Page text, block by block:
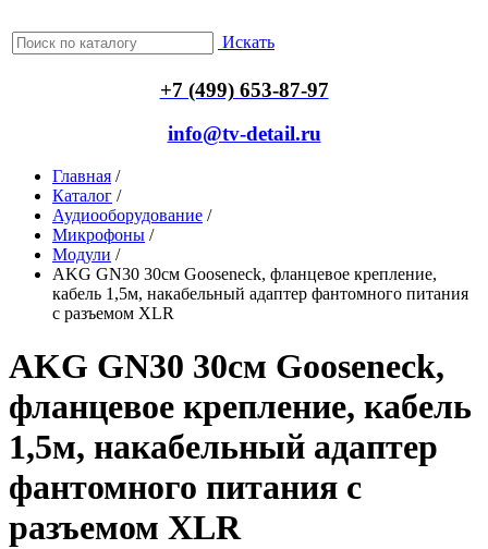
Искать
+7 (499) 653-87-97
info@tv-detail.ru
Главная /
Каталог /
Аудиооборудование /
Микрофоны /
Модули /
AKG GN30 30см Gooseneck, фланцевое крепление,
кабель 1,5м, накабельный адаптер фантомного питания
с разъемом XLR
AKG GN30 30см Gooseneck,
фланцевое крепление, кабель
1,5м, накабельный адаптер
фантомного питания с
разъемом XLR